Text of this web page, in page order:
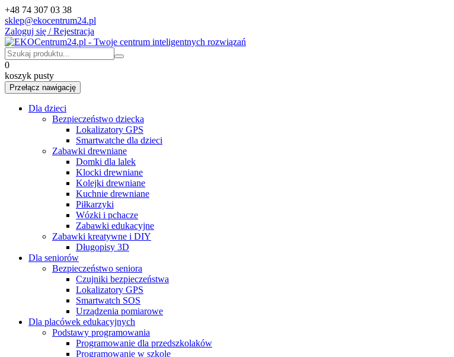
+48 74 307 03 38
sklep@ekocentrum24.pl
Zaloguj się / Rejestracja
0
koszyk pusty
Przełącz nawigację
Dla dzieci
Bezpieczeństwo dziecka
Lokalizatory GPS
Smartwatche dla dzieci
Zabawki drewniane
Domki dla lalek
Klocki drewniane
Kolejki drewniane
Kuchnie drewniane
Piłkarzyki
Wózki i pchacze
Zabawki edukacyjne
Zabawki kreatywne i DIY
Długopisy 3D
Dla seniorów
Bezpieczeństwo seniora
Czujniki bezpieczeństwa
Lokalizatory GPS
Smartwatch SOS
Urządzenia pomiarowe
Dla placówek edukacyjnych
Podstawy programowania
Programowanie dla przedszkolaków
Programowanie w szkole